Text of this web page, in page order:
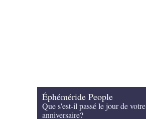
Éphéméride People
Que s'est-il passé le jour de votre
anniversaire?